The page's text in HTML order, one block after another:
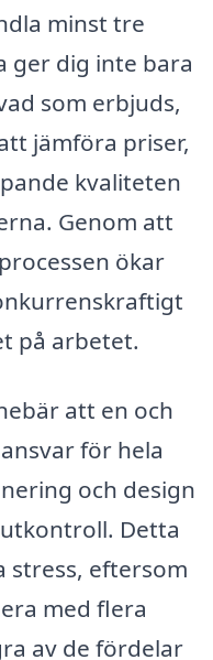
minst tre
ger dig inte bara
som erbjuds,
jämföra priser,
kvaliteten
Genom att
ökar
på arbetet.
att en och
för hela
och design
Detta
stress, eftersom
med flera
av de fördelar